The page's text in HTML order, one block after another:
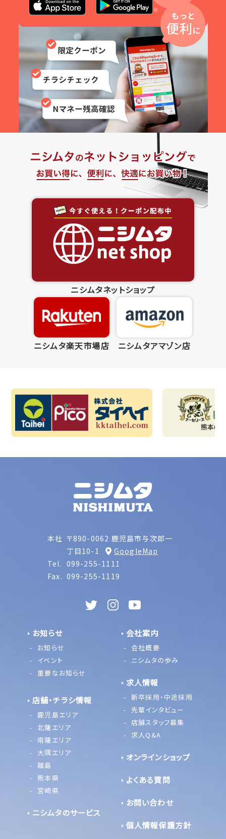
ニシムタネットショップ
ニシムタ楽天市場店 ニシムタアマゾン店
本社 〒890-0062 鹿児島市与次郎一
丁目10-1
GoogleMap
Tel. 099-255-1111
Fax. 099-255-1119
お知らせ
お知らせ
イベント
重要なお知らせ
店舗・チラシ情報
鹿児島エリア
北薩エリア
南薩エリア
大隅エリア
離島
熊本県
宮崎県
ニシムタのサービス
会社案内
会社概要
ニシムタの歩み
求人情報
新卒採用・中途採用
先輩インタビュー
店舗スタッフ募集
求人Q&A
オンラインショップ
よくある質問
お問い合わせ
個人情報保護方針